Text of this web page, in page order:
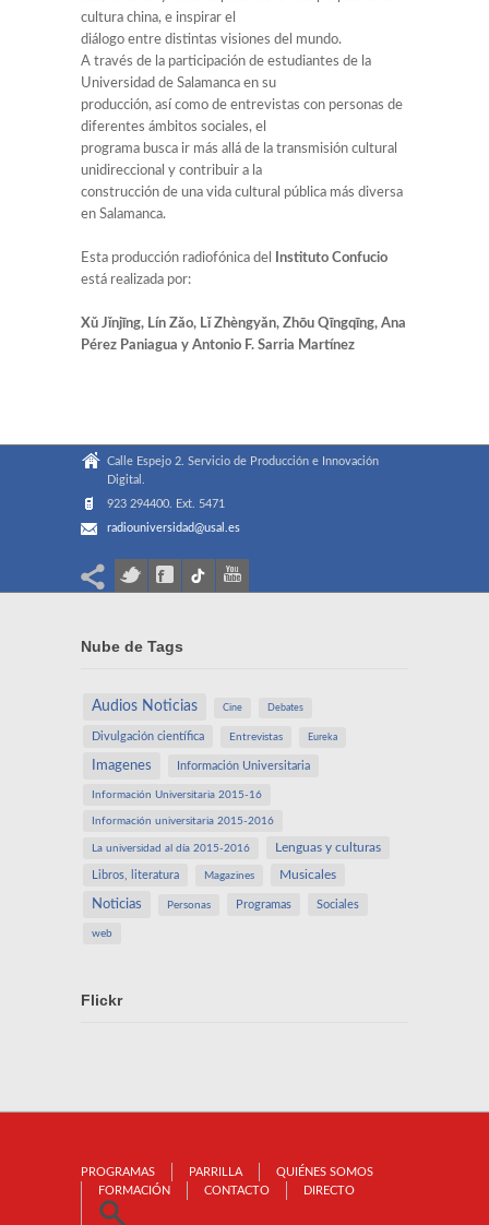
cultura china, e inspirar el
diálogo entre distintas visiones del mundo.
A través de la participación de estudiantes de la
Universidad de Salamanca en su
producción, así como de entrevistas con personas de
diferentes ámbitos sociales, el
programa busca ir más allá de la transmisión cultural
unidireccional y contribuir a la
construcción de una vida cultural pública más diversa
en Salamanca.
Esta producción radiofónica del
Instituto Confucio
está realizada por:
Xǔ Jǐnjīng, Lín Zǎo, Lǐ Zhèngyǎn, Zhōu Qīngqīng, Ana
Pérez Paniagua y Antonio F. Sarria Martínez
Calle Espejo 2. Servicio de Producción e Innovación
Digital.
923 294400. Ext. 5471
radiouniversidad@usal.es
Nube de Tags
Audios Noticias Cine Debates
Divulgación científica Entrevistas Eureka
Imagenes Información Universitaria
Información Universitaria 2015-16
Información universitaria 2015-2016
La universidad al día 2015-2016 Lenguas y culturas
Libros, literatura Magazines Musicales
Noticias Personas Programas Sociales
web
Flickr
PROGRAMAS PARRILLA
QUIÉNES SOMOS
FORMACIÓN
CONTACTO DIRECTO